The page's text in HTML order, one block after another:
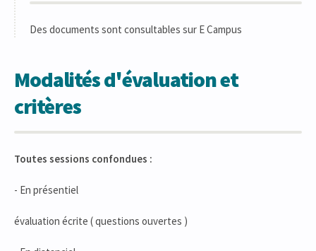
Des documents sont consultables sur E Campus
Modalités d'évaluation et
critères
Toutes sessions confondues :
- En présentiel
évaluation écrite ( questions ouvertes )